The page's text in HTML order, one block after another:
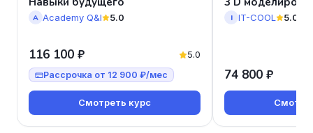
A Academy Q&I 5.0
116 100 ₽ 5.0
Рассрочка от 12 900 ₽/мес
Смотреть курс
I IT-COOL 5.0
74 800 ₽